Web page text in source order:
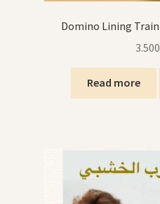
3.500
Read more